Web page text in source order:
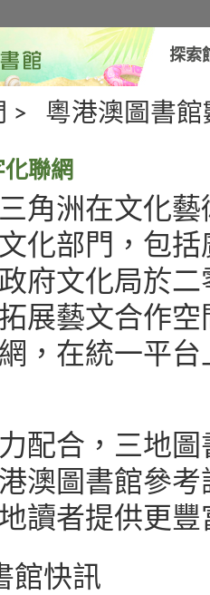
探索
> 粵港澳圖書
聯網
角洲在文化
化部門，包
府文化局於
展藝文合作
，在統一平
配合，三地
澳圖書館參
讀者提供更
館快訊